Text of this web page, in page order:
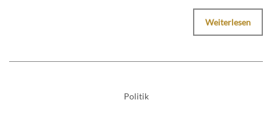
Weiterlesen
Politik